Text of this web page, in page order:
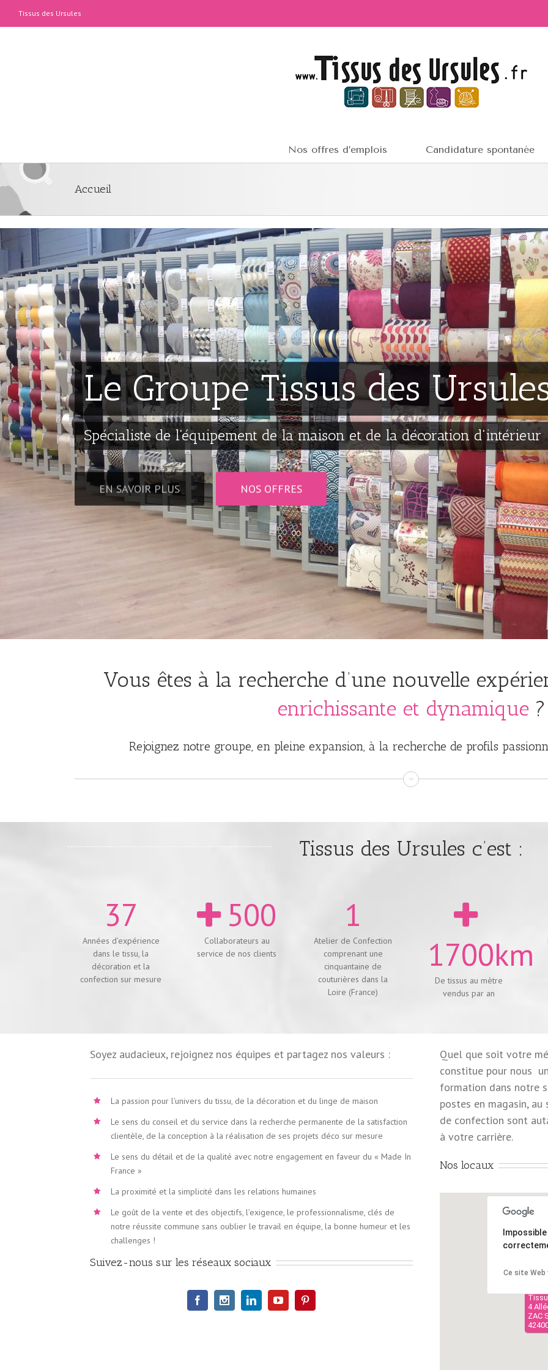
Tissus des Ursules
Nos offres d’emplois Candidature spontanée
Accueil
Le Groupe Tissus des
Spécialiste de l'équipement de la maison et de la décoration d'intérieur
EN SAVOIR PLUS NOS OFFRES
Vous êtes à la recherche d’une nouvelle
enrichissante et dynamique?
Rejoignez notre groupe, en pleine expansion, à la recherche de profils
Tissus des Ursules c’est :
37
Années d’expérience
dans le tissu, la
décoration et la
confection sur mesure
500
Collaborateurs au
service de nos clients
1
Atelier de Confection
comprenant une
cinquantaine de
couturières dans la
Loire (France)
1700km
De tissus au mètre
vendus par an
Soyez audacieux, rejoignez nos équipes et partagez nos valeurs :
La passion pour l’univers du tissu, de la décoration et du linge de maison
Le sens du conseil et du service dans la recherche permanente de la satisfaction
clientèle, de la conception à la réalisation de ses projets déco sur mesure
Le sens du détail et de la qualité avec notre engagement en faveur du « Made In
France »
La proximité et la simplicité dans les relations humaines
Le goût de la vente et des objectifs, l’exigence, le professionnalisme, clés de
notre réussite commune sans oublier le travail en équipe, la bonne humeur et les
challenges !
Suivez-nous sur les réseaux sociaux
Quel que soit votre
constitue pour nous
formation dans notre
postes en magasin,
de confection sont
à votre carrière.
Nos locaux
4
ZAC
Ce site